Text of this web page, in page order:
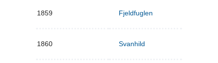
1859 Fjeldfuglen
1860 Svanhild